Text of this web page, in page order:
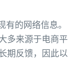
有的网络信息。
多来源于电商平
期反馈，因此以